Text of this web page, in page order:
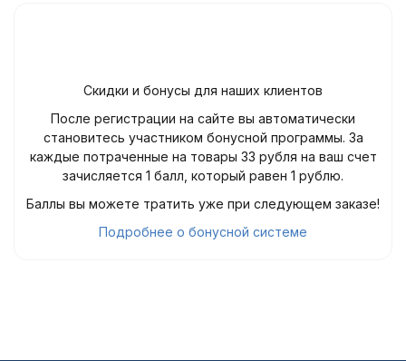
Скидки и бонусы для наших клиентов
После регистрации на сайте вы автоматически
становитесь участником бонусной программы. За
каждые потраченные на товары 33 рубля на ваш счет
зачисляется 1 балл, который равен 1 рублю.
Баллы вы можете тратить уже при следующем заказе!
Подробнее о бонусной системе